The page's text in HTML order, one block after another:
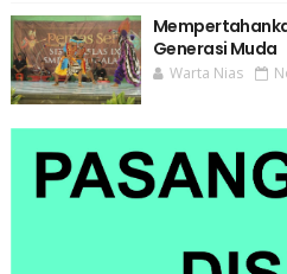
Generasi Muda
Warta Nias